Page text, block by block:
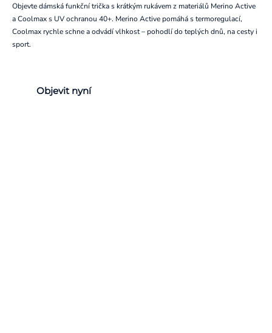
Objevte dámská funkční trička s krátkým rukávem z materiálů Merino Active
a Coolmax s UV ochranou 40+. Merino Active pomáhá s termoregulací,
Coolmax rychle schne a odvádí vlhkost – pohodlí do teplých dnů, na cesty i
sport.
Objevit nyní